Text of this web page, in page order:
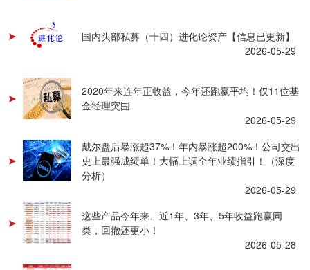
国内头部私募（十四）进化论资产【信息已更新】
2026-05-29
2020年来连年正收益，今年还跑赢平均！仅11位基
金经理突围
2026-05-29
戴尔盘后暴涨超37%！年内暴涨超200%！公司交出
史上最强成绩单！大幅上调全年业绩指引！（深度
分析）
2026-05-29
这些产品今年来、近1年、3年、5年收益跑赢同
类，回撤还更小！
2026-05-28